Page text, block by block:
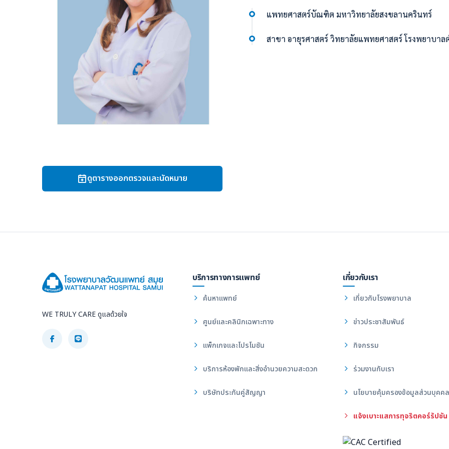
ดูตารางออกตรวจและนัดหมาย
แพทยศาสตร์บัณฑิต มหาวิทยาลัยสงขลานครินทร์
สาขา อายุรศาสตร์ วิทยาลัยแพทยศาสตร์ โรงพยาบาล
WE TRULY CARE ดูแลด้วยใจ
บริการทางการแพทย์
ค้นหาแพทย์
ศูนย์และคลินิกเฉพาะทาง
แพ็กเกจและโปรโมชัน
บริการห้องพักและสิ่งอำนวยความสะดวก
บริษัทประกันคู่สัญญา
เกี่ยวกับเรา
เกี่ยวกับโรงพยาบาล
ข่าวประชาสัมพันธ์
กิจกรรม
ร่วมงานกับเรา
นโยบายคุ้มครองข้อมูลส่วนบุคคล
แจ้งเบาะแสการทุจริตคอร์รัปชัน